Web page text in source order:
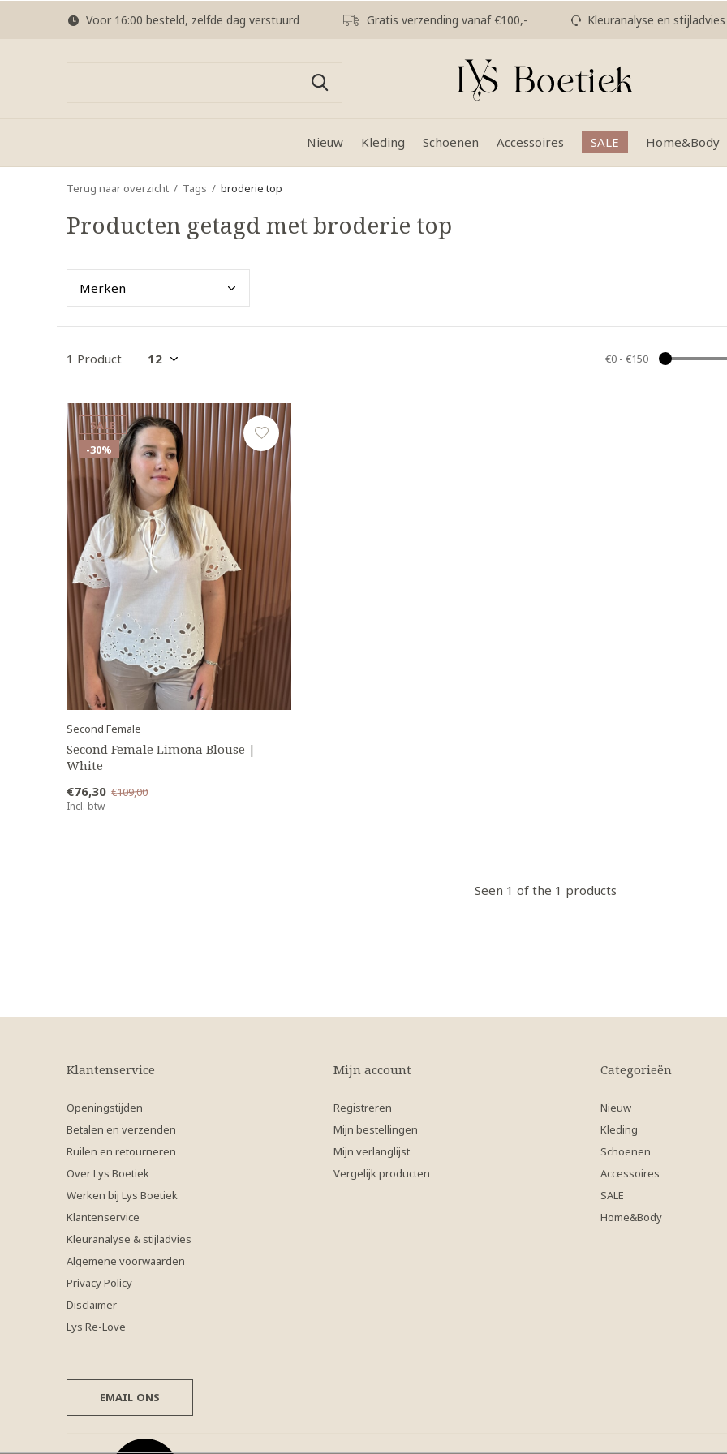
Nieuw Kleding Schoenen Accessoires SALE Home&Body
Voor 16:00 besteld, zelfde dag verstuurd Gratis verzending vanaf €100,- Kleuranalyse en stijladvies
Terug naar overzicht Tags broderie top
Producten getagd met broderie top
Merken
1 Product €0- €150
SALE
-30%
Second Female
Second Female Limona Blouse |
White
€76,30 €109,00
Incl. btw
Seen 1 of the 1 products
Klantenservice
Openingstijden
Betalen en verzenden
Ruilen en retourneren
Over Lys Boetiek
Werken bij Lys Boetiek
Klantenservice
Kleuranalyse & stijladvies
Algemene voorwaarden
Privacy Policy
Disclaimer
Lys Re-Love
Mijn account
Registreren
Mijn bestellingen
Mijn verlanglijst
Vergelijk producten
Categorieën
Nieuw
Kleding
Schoenen
Accessoires
SALE
Home&Body
EMAIL ONS